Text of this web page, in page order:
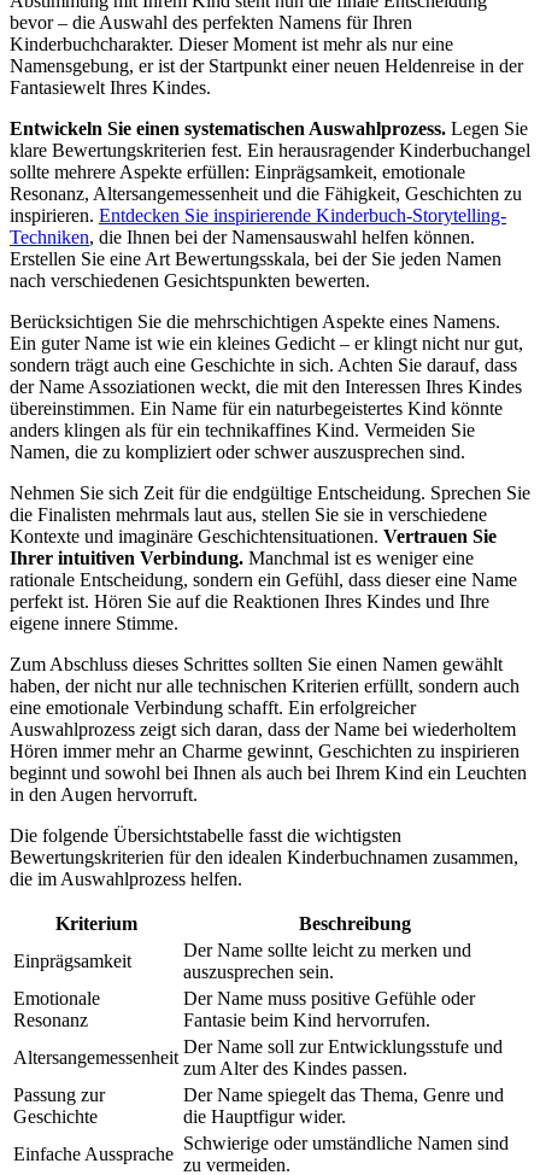
bevor – die Auswahl des perfekten Namens für Ihren
Kinderbuchcharakter. Dieser Moment ist mehr als nur eine
Namensgebung, er ist der Startpunkt einer neuen Heldenreise in der
Fantasiewelt Ihres Kindes.
Entwickeln Sie einen systematischen Auswahlprozess. Legen Sie
klare Bewertungskriterien fest. Ein herausragender Kinderbuchangel
sollte mehrere Aspekte erfüllen: Einprägsamkeit, emotionale
Resonanz, Altersangemessenheit und die Fähigkeit, Geschichten zu
inspirieren. Entdecken Sie inspirierende Kinderbuch-Storytelling-
Techniken, die Ihnen bei der Namensauswahl helfen können.
Erstellen Sie eine Art Bewertungsskala, bei der Sie jeden Namen
nach verschiedenen Gesichtspunkten bewerten.
Berücksichtigen Sie die mehrschichtigen Aspekte eines Namens.
Ein guter Name ist wie ein kleines Gedicht – er klingt nicht nur gut,
sondern trägt auch eine Geschichte in sich. Achten Sie darauf, dass
der Name Assoziationen weckt, die mit den Interessen Ihres Kindes
übereinstimmen. Ein Name für ein naturbegeistertes Kind könnte
anders klingen als für ein technikaffines Kind. Vermeiden Sie
Namen, die zu kompliziert oder schwer auszusprechen sind.
Nehmen Sie sich Zeit für die endgültige Entscheidung. Sprechen Sie
die Finalisten mehrmals laut aus, stellen Sie sie in verschiedene
Kontexte und imaginäre Geschichtensituationen. Vertrauen Sie
Ihrer intuitiven Verbindung. Manchmal ist es weniger eine
rationale Entscheidung, sondern ein Gefühl, dass dieser eine Name
perfekt ist. Hören Sie auf die Reaktionen Ihres Kindes und Ihre
eigene innere Stimme.
Zum Abschluss dieses Schrittes sollten Sie einen Namen gewählt
haben, der nicht nur alle technischen Kriterien erfüllt, sondern auch
eine emotionale Verbindung schafft. Ein erfolgreicher
Auswahlprozess zeigt sich daran, dass der Name bei wiederholtem
Hören immer mehr an Charme gewinnt, Geschichten zu inspirieren
beginnt und sowohl bei Ihnen als auch bei Ihrem Kind ein Leuchten
in den Augen hervorruft.
Die folgende Übersichtstabelle fasst die wichtigsten
Bewertungskriterien für den idealen Kinderbuchnamen zusammen,
die im Auswahlprozess helfen.
Kriterium
Beschreibung
Einprägsamkeit
Der Name sollte leicht zu merken und
auszusprechen sein.
Emotionale
Resonanz
Der Name muss positive Gefühle oder
Fantasie beim Kind hervorrufen.
Altersangemessenheit
Der Name soll zur Entwicklungsstufe und
zum Alter des Kindes passen.
Passung zur
Geschichte
Der Name spiegelt das Thema, Genre und
die Hauptfigur wider.
Einfache Aussprache
Schwierige oder umständliche Namen sind
zu vermeiden.